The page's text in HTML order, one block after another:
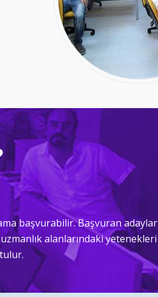
başvurabilir. Başvuran adaylar
alanlarındaki yetenekleri